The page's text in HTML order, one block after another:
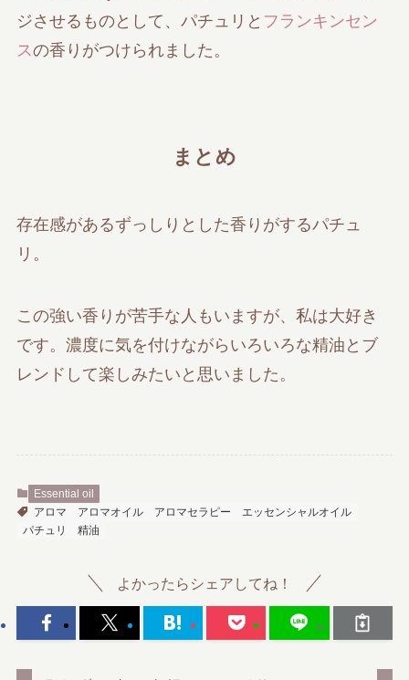
ジさせるものとして、パチュリと フランキンセン
スの香りがつけられました。
まとめ
存在感があるずっしりとした香りがするパチュ
リ。
この強い香りが苦手な人もいますが、私は大好き
です。濃度に気を付けながらいろいろな精油とブ
レンドして楽しみたいと思いました。
Essential oil
アロマ
アロマオイル アロマセラピー
エッセンシャルオイル
パチュリ
精油
よかったらシェアしてね！